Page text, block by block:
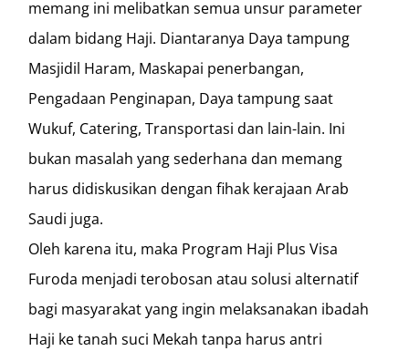
memang ini melibatkan semua unsur parameter
dalam bidang Haji. Diantaranya Daya tampung
Masjidil Haram, Maskapai penerbangan,
Pengadaan Penginapan, Daya tampung saat
Wukuf, Catering, Transportasi dan lain-lain. Ini
bukan masalah yang sederhana dan memang
harus didiskusikan dengan fihak kerajaan Arab
Saudi juga.
Oleh karena itu, maka Program Haji Plus Visa
Furoda menjadi terobosan atau solusi alternatif
bagi masyarakat yang ingin melaksanakan ibadah
Haji ke tanah suci Mekah tanpa harus antri